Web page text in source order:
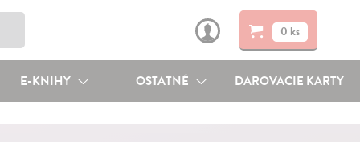
0 ks
E-KNIHY OSTATNÉ DAROVACIE KARTY